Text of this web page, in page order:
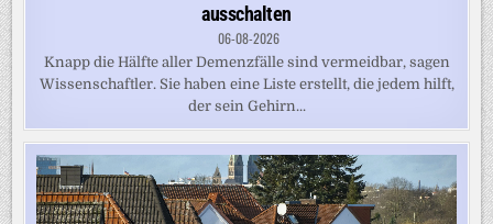
ausschalten
06-08-2026
Knapp die Hälfte aller Demenzfälle sind vermeidbar, sagen
Wissenschaftler. Sie haben eine Liste erstellt, die jedem hilft,
der sein Gehirn...